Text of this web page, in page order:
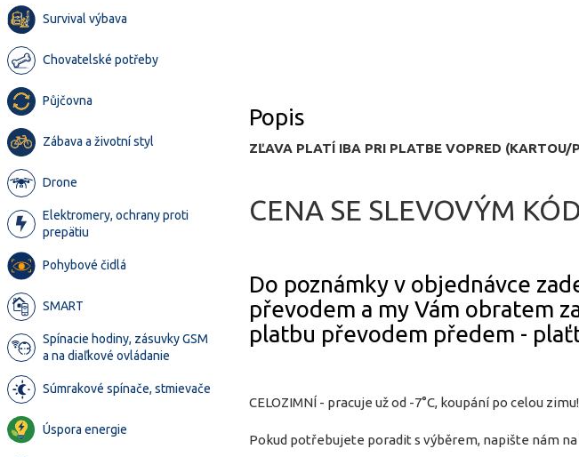
Survival výbava
Chovatelské potřeby
Půjčovna
Zábava a životní styl
Drone
Elektromery, ochrany proti
prepätiu
Pohybové čidlá
SMART
Spínacie hodiny, zásuvky GSM
a na diaľkové ovládanie
Súmrakové spínače, stmievače
Úspora energie
Popis
ZĽAVA PLATÍ IBA PRI PLATBE VOPRED (KARTOU/
CENA SE SLEVOVÝM
Do poznámky v objednávce
převodem a my Vám obratem
platbu převodem předem -
CELOZIMNÍ - pracuje už od -7°C, koupání po celou
Pokud potřebujete poradit s výběrem, napište nám